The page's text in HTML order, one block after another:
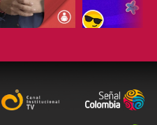
ESCUCHAR